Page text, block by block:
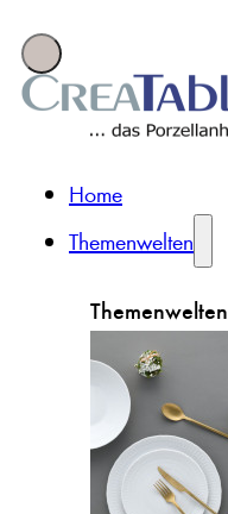
Home
Themenwelten
Themenwelten